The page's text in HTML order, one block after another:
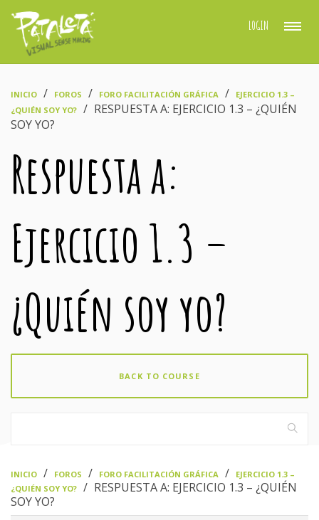
LOGIN
INICIO FOROS FORO FACILITACIÓN GRÁFICA
EJERCICIO 1.3 –
¿QUIÉN SOY YO?
RESPUESTA A: EJERCICIO 1.3 – ¿QUIÉN
SOY YO?
Respuesta a:
Ejercicio 1.3 –
¿Quién soy yo?
BACK TO COURSE
INICIO FOROS FORO FACILITACIÓN GRÁFICA
EJERCICIO 1.3 –
¿QUIÉN SOY YO?
RESPUESTA A: EJERCICIO 1.3 – ¿QUIÉN
SOY YO?